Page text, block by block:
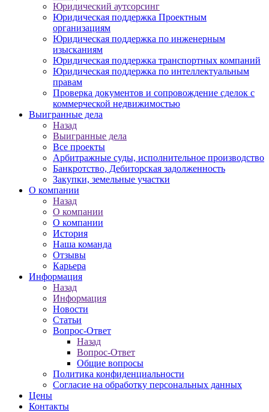
Юридический аутсорсинг
Юридическая поддержка Проектным
организациям
Юридическая поддержка по инженерным
изысканиям
Юридическая поддержка транспортных компаний
Юридическая поддержка по интеллектуальным
правам
Проверка документов и сопровождение сделок с
коммерческой недвижимостью
Выигранные дела
Назад
Выигранные дела
Все проекты
Арбитражные суды, исполнительное производство
Банкротство, Дебиторская задолженность
Закупки, земельные участки
О компании
Назад
О компании
О компании
История
Наша команда
Отзывы
Карьера
Информация
Назад
Информация
Новости
Статьи
Вопрос-Ответ
Назад
Вопрос-Ответ
Общие вопросы
Политика конфиденциальности
Согласие на обработку персональных данных
Цены
Контакты